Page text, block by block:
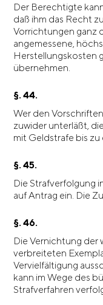
Der Berechtigte
daß ihm das Recht
Vorrichtungen ganz
angemessene,
Herstellungskosten
übernehmen.
§. 44.
Wer den Vorschriften
zuwider unterläßt,
mit Geldstrafe bis
§. 45.
Die Strafverfolgung
auf Antrag ein. Die
§. 46.
Die Vernichtung
verbreiteten
Vervielfältigung
kann im Wege des
Strafverfahren